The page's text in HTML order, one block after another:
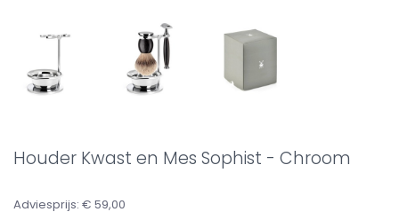
Houder Kwast en Mes Sophist - Chroom
Adviesprijs: € 59,00